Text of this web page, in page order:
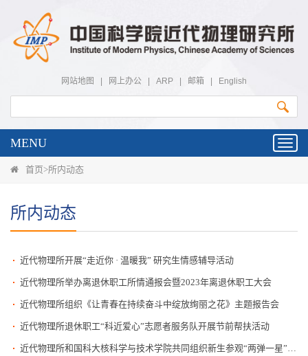
网站地图 网上办公 ARP 邮箱 English
MENU
首页>所内动态
所内动态
近代物理所开展“走近你 · 温暖我” 研究生情感辅导活动
近代物理所举办离退休职工所情通报会暨2023年离退休职工大会
近代物理所组织《让青春在持续奋斗中绽放绚丽之花》主题报告会
近代物理所退休职工“科近爱心”志愿者服务队开展节前帮扶活动
近代物理所和国科大核科学与技术学院共同组织新生参观“两弹一星”纪念馆